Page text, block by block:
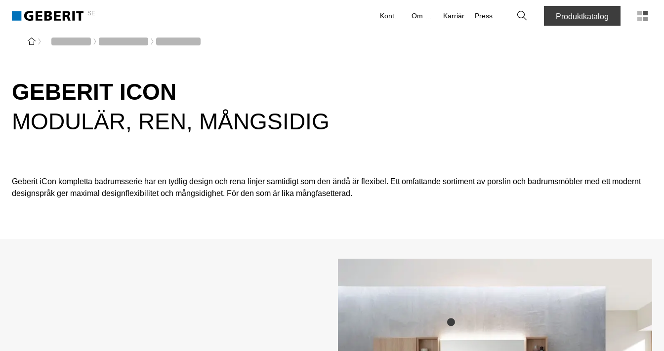
SE Karriär Press Produktkatalog
GEBERIT ICON
MODULÄR, REN, MÅNGSIDIG
Geberit iCon kompletta badrumsserie har en tydlig design och rena linjer samtidigt som den ändå är flexibel. Ett omfattande sortiment av porslin och badrumsmöbler med ett modernt
designspråk ger maximal designflexibilitet och mångsidighet. För den som är lika mångfasetterad.